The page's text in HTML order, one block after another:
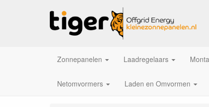
Zonnepanelen Laadregelaars
Netomvormers Laden en Omvormen